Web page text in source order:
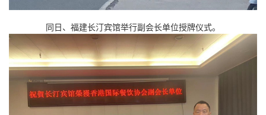
同日、福建长汀宾馆举行副会长单位授牌仪式。